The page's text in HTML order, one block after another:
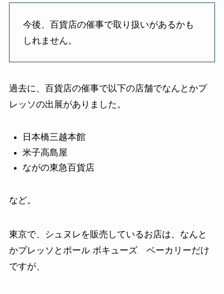
今後、百貨店の催事で取り扱いがあるかも
しれません。
過去に、百貨店の催事で以下の店舗でなんとかプ
レッソの出展がありました。
日本橋三越本館
米子高島屋
ながの東急百貨店
など。
東京で、シュヌレを販売しているお店は、なんと
かプレッソとポール ボキューズ ベーカリーだけ
ですが、